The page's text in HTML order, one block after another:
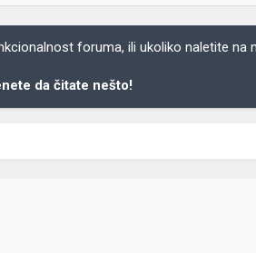
foruma, ili ukoliko naletite na
da čitate nešto!